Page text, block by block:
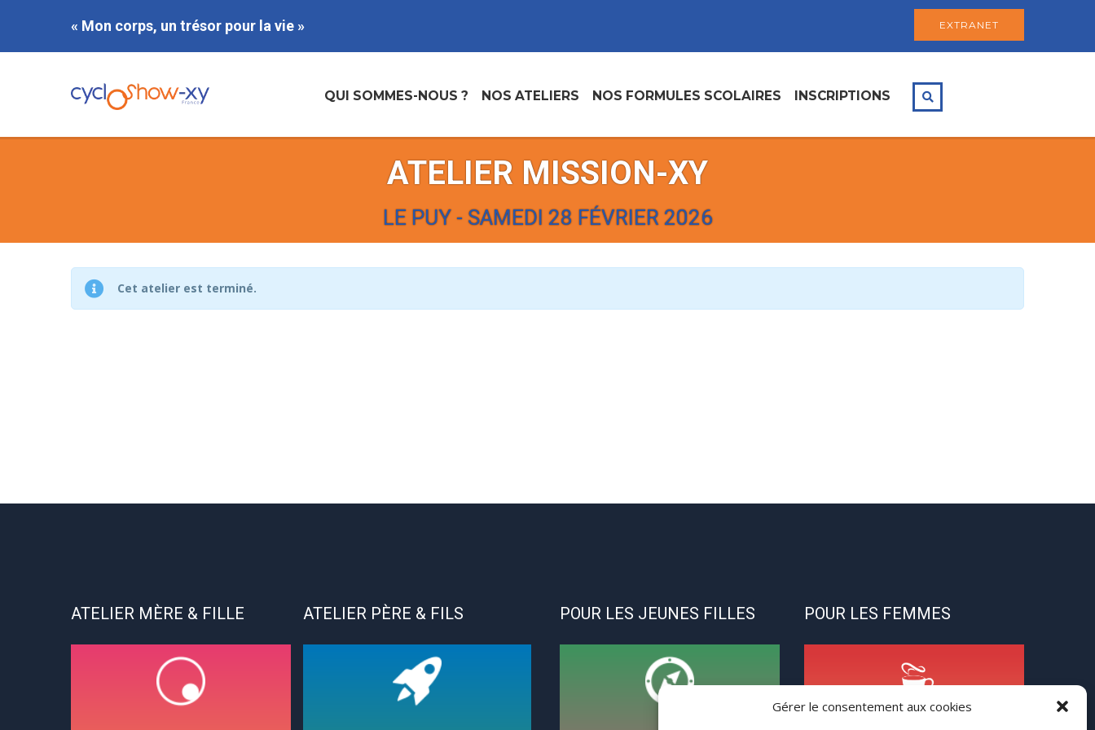
Gérer le consentement aux cookies
« Mon corps, un trésor pour la vie » EXTRANET
QUI SOMMES-NOUS ? NOS ATELIERS NOS FORMULES SCOLAIRES INSCRIPTIONS
ATELIER MISSION-XY
LE PUY - SAMEDI 28 FÉVRIER 2026
Cet atelier est terminé.
ATELIER MÈRE & FILLE ATELIER PÈRE & FILS POUR LES JEUNES FILLES POUR LES FEMMES